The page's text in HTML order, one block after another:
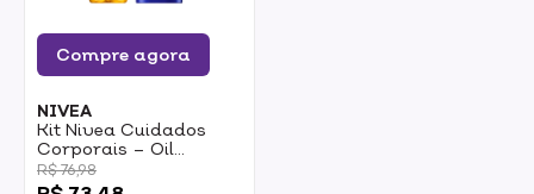
Compre agora
NIVEA
Kit Nivea Cuidados
Corporais – Oil
Natural 200ml + Body
Milk 400ml
R$ 76,98